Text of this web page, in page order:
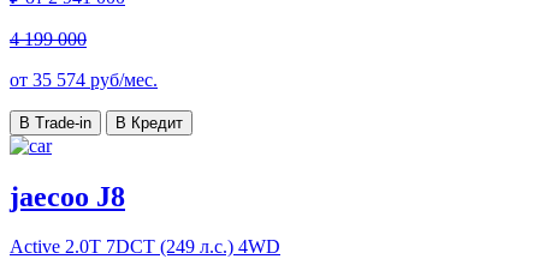
4 199 000
от 35 574 руб/мес.
В Trade-in В Кредит
jaecoo J8
Active 2.0T 7DCT (249 л.с.) 4WD